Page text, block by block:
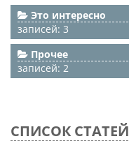
Это интересно
записей: 3
Прочее
записей: 2
СПИСОК СТАТЕЙ